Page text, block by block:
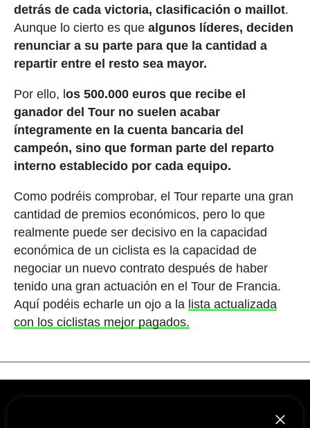
detrás de cada victoria, clasificación o maillot.
Aunque lo cierto es que algunos líderes, deciden
renunciar a su parte para que la cantidad a
repartir entre el resto sea mayor.
Por ello, l os 500.000 euros que recibe el
ganador del Tour no suelen acabar
íntegramente en la cuenta bancaria del
campeón, sino que forman parte del reparto
interno establecido por cada equipo.
Como podréis comprobar, el Tour reparte una gran
cantidad de premios económicos, pero lo que
realmente puede ser decisivo en la capacidad
económica de un ciclista es la capacidad de
negociar un nuevo contrato después de haber
tenido una gran actuación en el Tour de Francia.
Aquí podéis echarle un ojo a la lista actualizada
con los ciclistas mejor pagados.